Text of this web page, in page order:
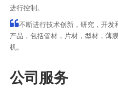
进行控制。
不断进行技术创新，研究，开发
产品，包括管材，片材，型材，薄
机。
公司服务